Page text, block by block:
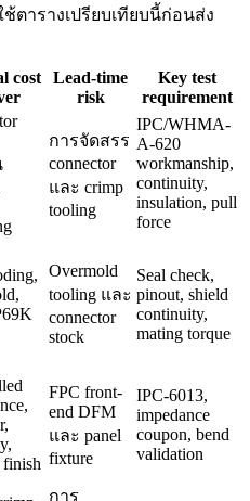
ตารางเปรียบเทียบนี้ก่อนส่ง
cost
Lead-time
risk
Key test
requirement
การจัดสรร
connector
และ crimp
tooling
IPC/WHMA-
A-620
workmanship,
continuity,
insulation, pull
force
Overmold
tooling และ
connector
stock
Seal check,
pinout, shield
continuity,
mating torque
finish
FPC front-
end DFM
และ panel
fixture
IPC-6013,
impedance
coupon, bend
validation
การ